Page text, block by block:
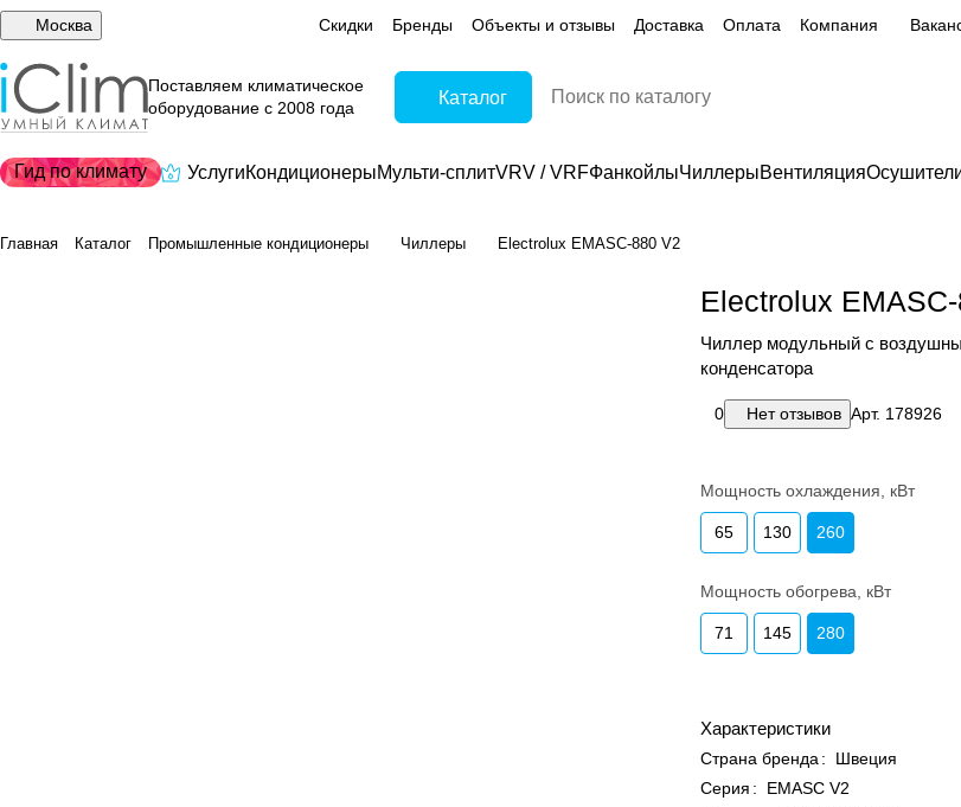
Москва Скидки Бренды Объекты и отзывы Доставка Оплата Компания
Поставляем климатическое
оборудование с 2008 года
Каталог
Гид по климату УслугиКондиционерыМульти-сплитVRV / VRFФанкойлыЧиллерыВентиляция
Главная Каталог Промышленные кондиционеры Чиллеры Electrolux EMASC-880 V2
Electrolux
Чиллер модульный с
конденсатора
0 Нет отзывов Арт. 178926
Мощность охлаждения, кВт
65 130 260
Мощность обогрева, кВт
71 145 280
Характеристики
Страна бренда :
Швеция
Серия :
EMASC V2